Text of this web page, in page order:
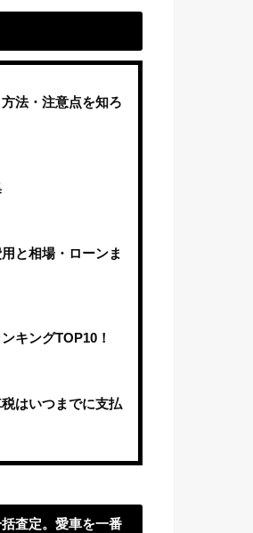
法・注意点を知ろ
と相場・ローンま
キングTOP10！
はいつまでに支払
括査定。愛車を一番